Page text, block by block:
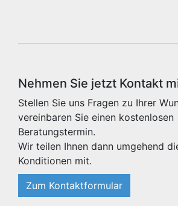
Nehmen Sie jetzt Kontakt
Stellen Sie uns Fragen zu Ihrer
vereinbaren Sie einen kostenlosen
Beratungstermin.
Wir teilen Ihnen dann umgehend
Konditionen mit.
Zum Kontaktformular